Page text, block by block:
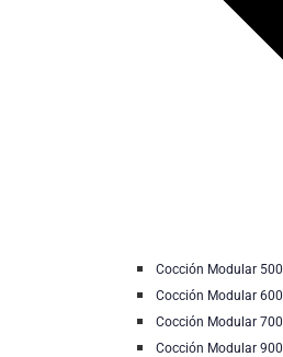
Cocción Modular 500
Cocción Modular 600
Cocción Modular 700
Cocción Modular 900